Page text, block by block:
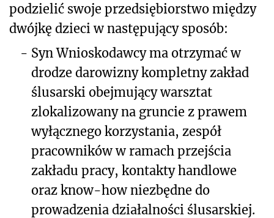
podzielić swoje przedsiębiorstwo między
dwójkę dzieci w następujący sposób:
- Syn Wnioskodawcy ma otrzymać w
drodze darowizny kompletny zakład
ślusarski obejmujący warsztat
zlokalizowany na gruncie z prawem
wyłącznego korzystania, zespół
pracowników w ramach przejścia
zakładu pracy, kontakty handlowe
oraz know-how niezbędne do
prowadzenia działalności ślusarskiej.